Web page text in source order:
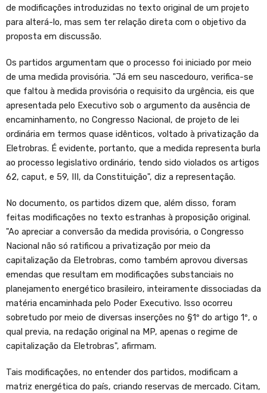
de modificações introduzidas no texto original de um projeto
para alterá-lo, mas sem ter relação direta com o objetivo da
proposta em discussão.
Os partidos argumentam que o processo foi iniciado por meio
de uma medida provisória. "Já em seu nascedouro, verifica-se
que faltou à medida provisória o requisito da urgência, eis que
apresentada pelo Executivo sob o argumento da ausência de
encaminhamento, no Congresso Nacional, de projeto de lei
ordinária em termos quase idênticos, voltado à privatização da
Eletrobras. É evidente, portanto, que a medida representa burla
ao processo legislativo ordinário, tendo sido violados os artigos
62, caput, e 59, III, da Constituição", diz a representação.
No documento, os partidos dizem que, além disso, foram
feitas modificações no texto estranhas à proposição original.
"Ao apreciar a conversão da medida provisória, o Congresso
Nacional não só ratificou a privatização por meio da
capitalização da Eletrobras, como também aprovou diversas
emendas que resultam em modificações substanciais no
planejamento energético brasileiro, inteiramente dissociadas da
matéria encaminhada pelo Poder Executivo. Isso ocorreu
sobretudo por meio de diversas inserções no §1º do artigo 1º, o
qual previa, na redação original na MP, apenas o regime de
capitalização da Eletrobras", afirmam.
Tais modificações, no entender dos partidos, modificam a
matriz energética do país, criando reservas de mercado. Citam,